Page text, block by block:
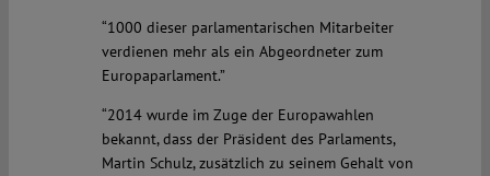
“1000 dieser parlamentarischen Mitarbeiter
verdienen mehr als ein Abgeordneter zum
Europaparlament.”
“2014 wurde im Zuge der Europawahlen
bekannt, dass der Präsident des Parlaments,
Martin Schulz, zusätzlich zu seinem Gehalt von